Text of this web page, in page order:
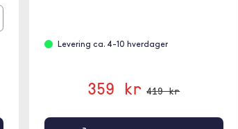
Levering ca. 4-10 hverdager
359 kr 419 kr